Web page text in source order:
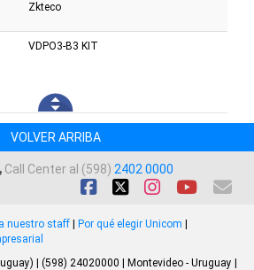
Zkteco
VDPO3-B3 KIT
VOLVER ARRIBA
Call Center al (598) 2402 0000
nuestro staff Por qué elegir Unicom
| (598) 24020000 | Montevideo - Uruguay |